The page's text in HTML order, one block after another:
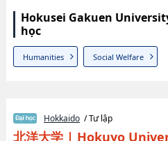
Hokusei Gakuen
học
Humanities Social Welfare
Hokkaido / Tư lập
北洋大学| Hokuyo